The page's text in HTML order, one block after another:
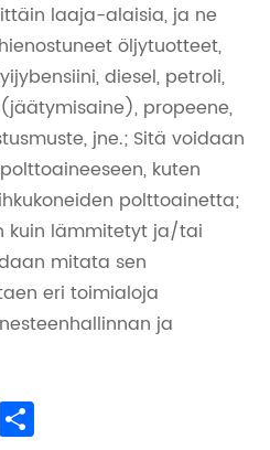
laaja-alaisia, ja ne
öljytuotteet,
diesel, petroli,
propeene,
jne.; Sitä voidaan
kuten
polttoainetta;
kuin lämmitetyt ja/tai
mitata sen
eri toimialoja
ja
LinkedIn